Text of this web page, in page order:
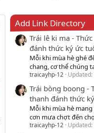
Add Link Directory
Trái lê ki ma -
đánh thức ký ức
Mỗi khi mùa hè ghé
chang, cơ thể chúng
traicayhp-12 Updated:
Trái bòng boong -
thanh đánh thức
Mỗi khi mùa hè
cơn mưa chợt đến
traicayhp-12 Updated: